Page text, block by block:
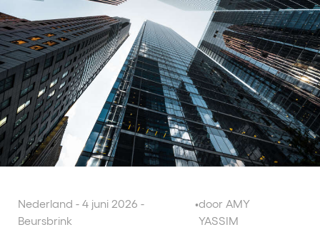
Nederland - 4 juni 2026 -
Beursbrink
•door AMY
YASSIM